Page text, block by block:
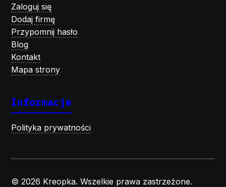
Zaloguj się
Dodaj firmę
Przypomnij hasło
Blog
Kontakt
Mapa strony
Informacje
Polityka prywatności
© 2026 Kreopka. Wszelkie prawa zastrzeżone.